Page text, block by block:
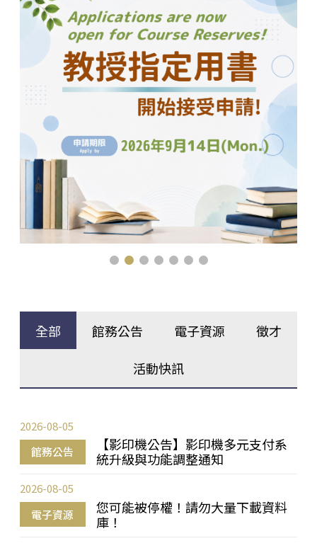
全部 館務公告 電子資源 徵才
活動快訊
館務公告
【影印機公告】影印機多元支付系
統升級與功能調整通知
2026-08-05
電子資源
您可能被停權！請勿大量下載資料
庫！
2026-08-05